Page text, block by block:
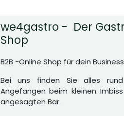
we4gastro - Der
Shop
B2B -Online Shop für dein Business
Bei uns finden Sie alles
Angefangen beim kleinen
angesagten Bar.